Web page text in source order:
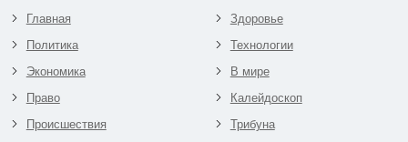
Главная
Политика
Экономика
Право
Происшествия
Здоровье
Технологии
В мире
Калейдоскоп
Трибуна